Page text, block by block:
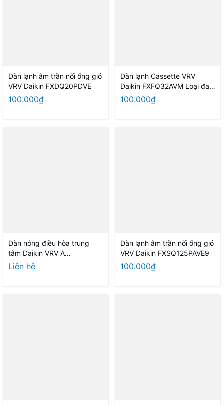
Dàn lạnh âm trần nối ống gió
VRV Daikin FXDQ20PDVE
100.000₫
Dàn lạnh Cassette VRV
Daikin FXFQ32AVM Loại đa
hướng thổi
100.000₫
Dàn nóng điều hòa trung
tâm Daikin VRV A
RXQ30AYM 30HP 1 chiều
Liên hệ
Dàn lạnh âm trần nối ống gió
VRV Daikin FXSQ125PAVE9
100.000₫